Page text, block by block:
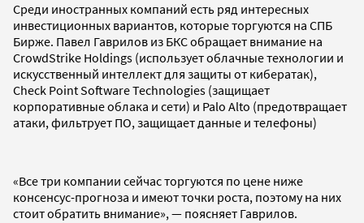
Среди иностранных компаний есть ряд интересных
инвестиционных вариантов, которые торгуются на СПБ
Бирже. Павел Гаврилов из БКС обращает внимание на
CrowdStrike Holdings (использует облачные технологии и
искусственный интеллект для защиты от кибератак),
Check Point Software Technologies (защищает
корпоративные облака и сети) и Palo Alto (предотвращает
атаки, фильтрует ПО, защищает данные и телефоны)
«Все три компании сейчас торгуются по цене ниже
консенсус-прогноза и имеют точки роста, поэтому на них
стоит обратить внимание», — поясняет Гаврилов.